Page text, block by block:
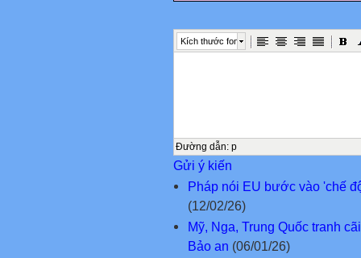
Kích thước font
Đường dẫn: p
Gửi ý kiến
Pháp nói EU bước vào 'chế
(12/02/26)
Mỹ, Nga, Trung Quốc tranh
Bảo an (06/01/26)